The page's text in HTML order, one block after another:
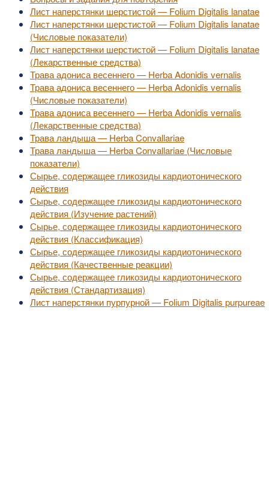
Лист наперстянки шерстистой — Folium Digitalis lanatae
Лист наперстянки шерстистой — Folium Digitalis lanatae
(Числовые показатели)
Лист наперстянки шерстистой — Folium Digitalis lanatae
(Лекарственные средства)
Трава адониса весеннего — Herba Adonidis vernalis
Трава адониса весеннего — Herba Adonidis vernalis
(Числовые показатели)
Трава адониса весеннего — Herba Adonidis vernalis
(Лекарственные средства)
Трава ландыша — Herba Convallariae
Трава ландыша — Herba Convallariae (Числовые
показатели)
Сырье, содержащее гликозиды кардиотонического
действия
Сырье, содержащее гликозиды кардиотонического
действия (Изучение растений)
Сырье, содержащее гликозиды кардиотонического
действия (Классификация)
Сырье, содержащее гликозиды кардиотонического
действия (Качественные реакции)
Сырье, содержащее гликозиды кардиотонического
действия (Стандартизация)
Лист наперстянки пурпурной — Folium Digitalis purpureae